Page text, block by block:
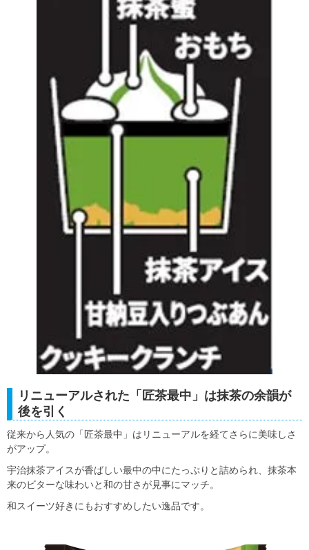
リニューアルされた「匠茶最中」は抹茶の余韻が
後を引く
従来から人気の「匠茶最中」はリニューアルを経てさらに美味しさ
がアップ。
宇治抹茶アイスが香ばしい最中の中にたっぷりと詰められ、抹茶本
来のビターな味わいと和の甘さが見事にマッチ。
和スイーツ好きにもおすすめしたい逸品です。